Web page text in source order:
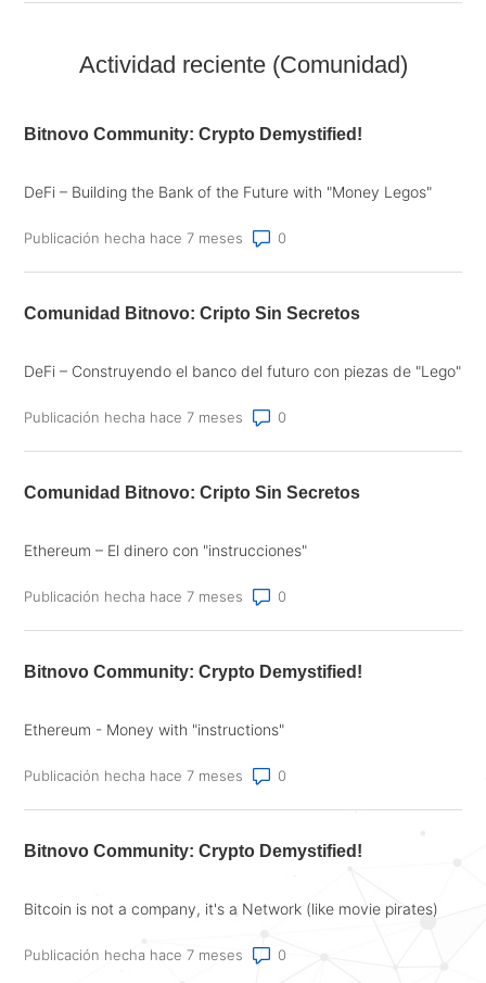
Actividad reciente (Comunidad)
Bitnovo Community: Crypto Demystified!
DeFi – Building the Bank of the Future with "Money Legos"
Publicación hecha hace 7 meses
Comunidad Bitnovo: Cripto Sin Secretos
DeFi – Construyendo el banco del futuro con piezas de "Lego"
Publicación hecha hace 7 meses
Comunidad Bitnovo: Cripto Sin Secretos
Ethereum – El dinero con "instrucciones"
Publicación hecha hace 7 meses
Bitnovo Community: Crypto Demystified!
Ethereum - Money with "instructions"
Publicación hecha hace 7 meses
Bitnovo Community: Crypto Demystified!
Bitcoin is not a company, it's a Network (like movie pirates)
Publicación hecha hace 7 meses